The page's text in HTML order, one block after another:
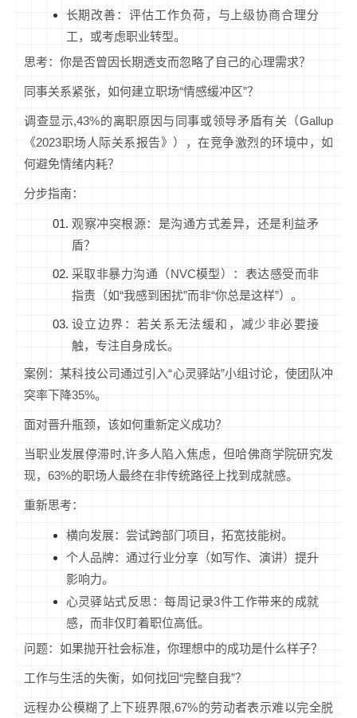
长期改善：评估工作负荷，与上级协商合理分
工，或考虑职业转型。
思考：你是否曾因长期透支而忽略了自己的心理需求？
同事关系紧张，如何建立职场“情感缓冲区”？
调查显示,43%的离职原因与同事或领导矛盾有关（Gallup
《2023职场人际关系报告》），在竞争激烈的环境中，如
何避免情绪内耗？
分步指南：
观察冲突根源：是沟通方式差异，还是利益矛
盾？
采取非暴力沟通（NVC模型）：表达感受而非
指责（如“我感到困扰”而非“你总是这样”）。
设立边界：若关系无法缓和，减少非必要接
触，专注自身成长。
案例：某科技公司通过引入“心灵驿站”小组讨论，使团队冲
突率下降35%。
面对晋升瓶颈，该如何重新定义成功？
当职业发展停滞时,许多人陷入焦虑，但哈佛商学院研究发
现，63%的职场人最终在非传统路径上找到成就感。
重新思考：
横向发展：尝试跨部门项目，拓宽技能树。
个人品牌：通过行业分享（如写作、演讲）提升
影响力。
心灵驿站式反思：每周记录3件工作带来的成就
感，而非仅盯着职位高低。
问题：如果抛开社会标准，你理想中的成功是什么样子？
工作与生活的失衡，如何找回“完整自我”？
远程办公模糊了上下班界限,67%的劳动者表示难以完全脱